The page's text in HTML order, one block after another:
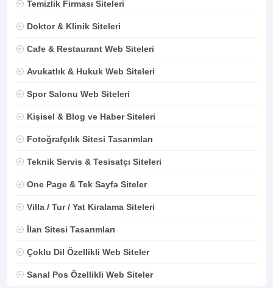
Temizlik Firması Siteleri
Doktor & Klinik Siteleri
Cafe & Restaurant Web Siteleri
Avukatlık & Hukuk Web Siteleri
Spor Salonu Web Siteleri
Kişisel & Blog ve Haber Siteleri
Fotoğrafçılık Sitesi Tasarımları
Teknik Servis & Tesisatçı Siteleri
One Page & Tek Sayfa Siteler
Villa / Tur / Yat Kiralama Siteleri
İlan Sitesi Tasarımları
Çoklu Dil Özellikli Web Siteler
Sanal Pos Özellikli Web Siteler